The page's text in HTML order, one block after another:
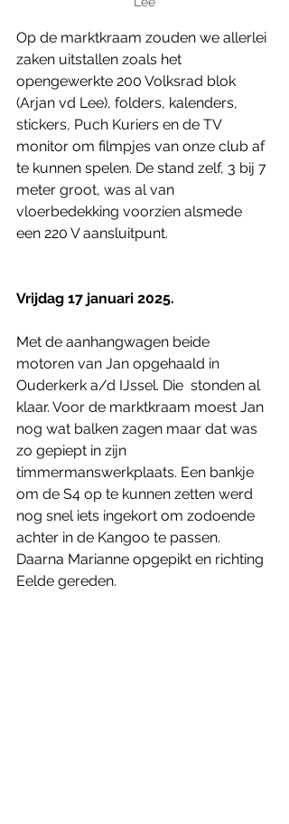
Op de marktkraam zouden we allerlei
zaken uitstallen zoals het
opengewerkte 200 Volksrad blok
(Arjan vd Lee), folders, kalenders,
stickers, Puch Kuriers en de TV
monitor om filmpjes van onze club af
te kunnen spelen. De stand zelf, 3 bij 7
meter groot, was al van
vloerbedekking voorzien alsmede
een 220 V aansluitpunt.
Vrijdag 17 januari 2025.
Met de aanhangwagen beide
motoren van Jan opgehaald in
Ouderkerk a/d IJssel. Die  stonden al
klaar. Voor de marktkraam moest Jan
nog wat balken zagen maar dat was
zo gepiept in zijn
timmermanswerkplaats. Een bankje
om de S4 op te kunnen zetten werd
nog snel iets ingekort om zodoende
achter in de Kangoo te passen.
Daarna Marianne opgepikt en richting
Eelde gereden.